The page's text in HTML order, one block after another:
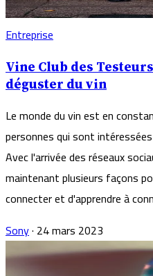
Entreprise
Vine Club des
déguster du vin
Le monde du vin est en
personnes qui sont
Avec l'arrivée des réseaux
maintenant plusieurs façons
connecter et d'apprendre à
Sony· 24 mars 2023